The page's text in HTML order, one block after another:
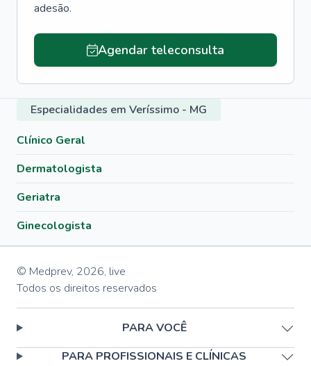
adesão.
Agendar teleconsulta
Especialidades em Veríssimo - MG
Clínico Geral
Dermatologista
Geriatra
Ginecologista
© Medprev, 2026, live
Todos os direitos reservados
PARA VOCÊ
PARA PROFISSIONAIS E CLÍNICAS